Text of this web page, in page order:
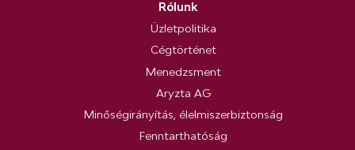
Rólunk
Üzletpolitika
Cégtörténet
Menedzsment
Aryzta AG
Minőségirányítás, élelmiszerbiztonság
Fenntarthatóság